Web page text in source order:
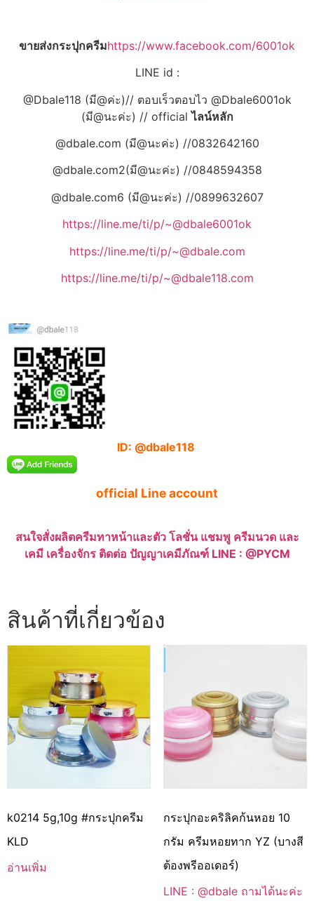
ขายส่งกระปุกครีมhttps://www.facebook.com/6001ok
LINE id :
@Dbale118 (มี@ค่ะ)// ตอบเร็วตอบไว @Dbale6001ok
(มี@นะค่ะ) // officialไลน์หลัก
@dbale.com (มี@นะค่ะ) //0832642160
@dbale.com2(มี@นะค่ะ) //0848594358
@dbale.com6 (มี@นะค่ะ) //0899632607
https://line.me/ti/p/~@dbale6001ok
https://line.me/ti/p/~@dbale.com
https://line.me/ti/p/~@dbale118.com
ID: @dbale118
official Line account
สนใจสั่งผลิตครีมทาหน้าและตัว โลชั่น แชมพู ครีมนวด และ
เคมี เครื่องจักร ติดต่อ ปัญญาเคมีภัณฑ์ LINE : @PYCM
สินค้าที่เกี่ยวข้อง
k0214 5g,10g #กระปุกครีม
KLD
อ่านเพิ่ม
กระปุกอะคริลิคก้นหอย 10
กรัม ครีมหอยทาก YZ (บางสี
ต้องพรีออเดอร์)
LINE : @dbale ถามได้นะค่ะ